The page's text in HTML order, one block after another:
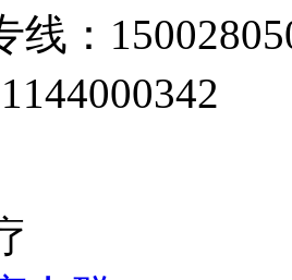
线：